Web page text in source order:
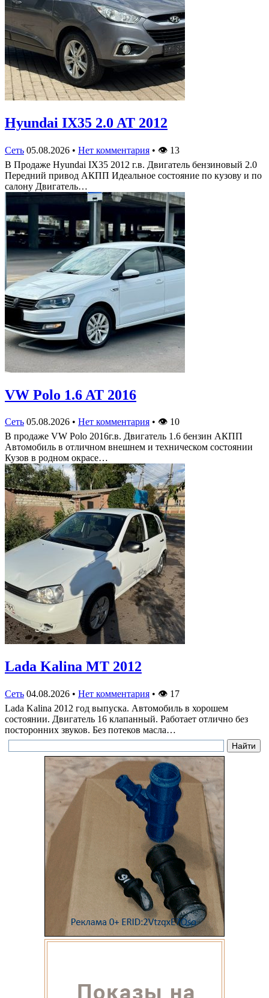
Hyundai IX35 2.0 AT 2012
Сеть 05.08.2026 • Нет комментария • 👁 13
В Продаже Hyundai IX35 2012 г.в. Двигатель бензиновый 2.0
Передний привод АКПП Идеальное состояние по кузову и по
салону Двигатель…
VW Polo 1.6 AT 2016
Сеть 05.08.2026 • Нет комментария • 👁 10
В продаже VW Polo 2016г.в. Двигатель 1.6 бензин АКПП
Автомобиль в отличном внешнем и техническом состоянии
Кузов в родном окрасе…
Lada Kalina МТ 2012
Сеть 04.08.2026 • Нет комментария • 👁 17
Lada Kalina 2012 год выпуска. Автомобиль в хорошем
состоянии. Двигатель 16 клапанный. Работает отлично без
посторонних звуков. Без потеков масла…